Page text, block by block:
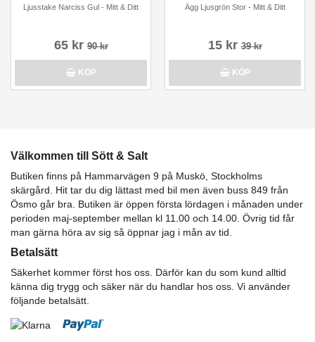
Ljusstake Narciss Gul - Mitt & Ditt
65 kr90 kr
KÖP
Ägg Ljusgrön Stor - Mitt & Ditt
15 kr39 kr
KÖP
Välkommen till Sött & Salt
Butiken finns på Hammarvägen 9 på Muskö, Stockholms
skärgård. Hit tar du dig lättast med bil men även buss 849 från
Ösmo går bra. Butiken är öppen första lördagen i månaden under
perioden maj-september mellan kl 11.00 och 14.00. Övrig tid får
man gärna höra av sig så öppnar jag i mån av tid.
Betalsätt
Säkerhet kommer först hos oss. Därför kan du som kund alltid
känna dig trygg och säker när du handlar hos oss. Vi använder
följande betalsätt.